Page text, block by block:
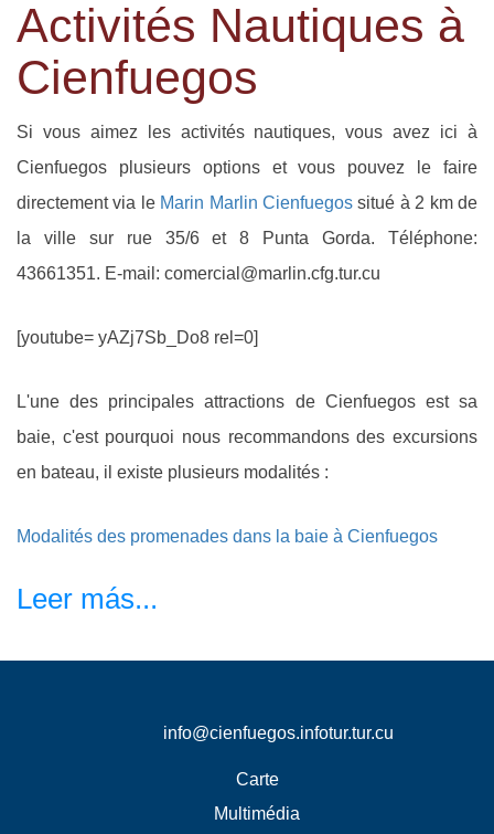
Activités Nautiques à
Cienfuegos
Si vous aimez les activités nautiques, vous avez ici à
Cienfuegos plusieurs options et vous pouvez le faire
directement via le Marin Marlin Cienfuegos situé à 2 km de
la ville sur rue 35/6 et 8 Punta Gorda. Téléphone:
43661351. E-mail: comercial@marlin.cfg.tur.cu
[youtube= yAZj7Sb_Do8 rel=0]
L'une des principales attractions de Cienfuegos est sa
baie, c'est pourquoi nous recommandons des excursions
en bateau, il existe plusieurs modalités :
Modalités des promenades dans la baie à Cienfuegos
Leer más...
info@cienfuegos.infotur.tur.cu
Carte
Multimédia